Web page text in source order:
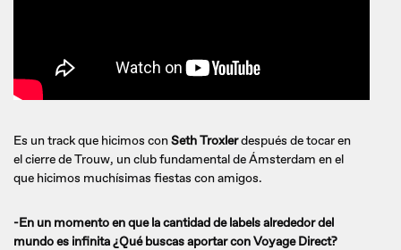
Es un track que hicimos conSeth Troxlerdespués de tocar en
el cierre de Trouw, un club fundamental de Ámsterdam en el
que hicimos muchísimas fiestas con amigos.
-En un momento en que la cantidad de labels alrededor del
mundo es infinita ¿Qué buscas aportar con Voyage Direct?